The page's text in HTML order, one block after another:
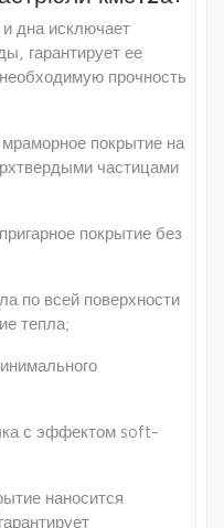
дна исключает
гарантирует ее
прочность
покрытие на
частицами
покрытие без
по всей поверхности
тепла;
с эффектом soft-
наносится